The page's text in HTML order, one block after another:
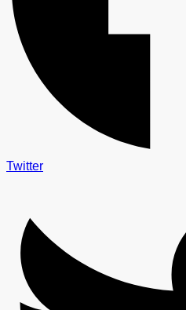
Twitter